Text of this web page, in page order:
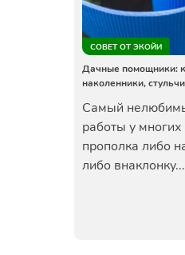
СОВЕТ ОТ ЭКОЙИ
Дачные помощники:
наколенники,
Самый
работы у
прополка либо
либо внаклонку...